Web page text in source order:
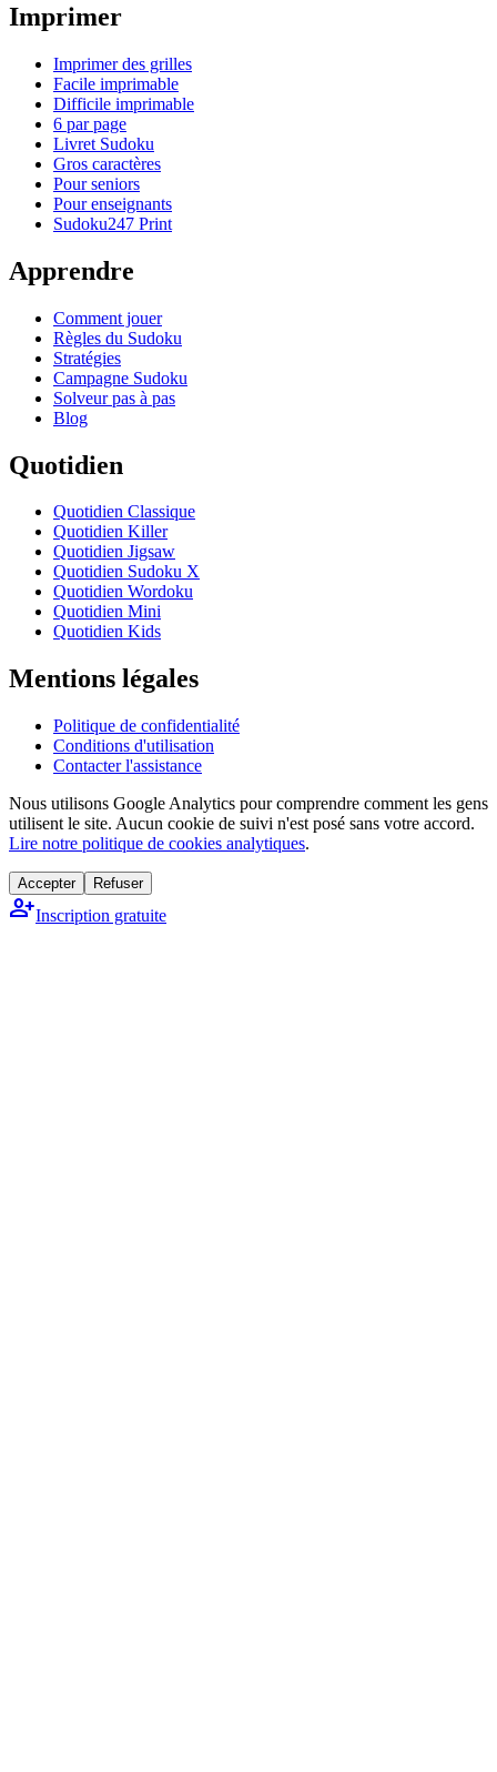
Imprimer
Imprimer des grilles
Facile imprimable
Difficile imprimable
6 par page
Livret Sudoku
Gros caractères
Pour seniors
Pour enseignants
Sudoku247 Print
Apprendre
Comment jouer
Règles du Sudoku
Stratégies
Campagne Sudoku
Solveur pas à pas
Blog
Quotidien
Quotidien Classique
Quotidien Killer
Quotidien Jigsaw
Quotidien Sudoku X
Quotidien Wordoku
Quotidien Mini
Quotidien Kids
Mentions légales
Politique de confidentialité
Conditions d'utilisation
Contacter l'assistance
Nous utilisons Google Analytics pour comprendre comment les gens
utilisent le site. Aucun cookie de suivi n'est posé sans votre accord.
Lire notre politique de cookies analytiques.
Accepter Refuser
person_addInscription gratuite